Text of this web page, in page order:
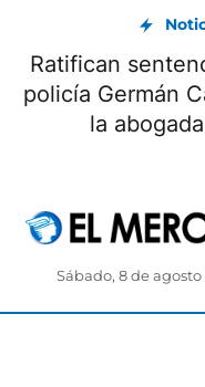
Ratifican
policía Germán
la
Sábado, 8 de agosto